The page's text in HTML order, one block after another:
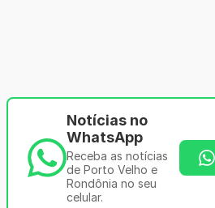
Notícias no
WhatsApp
Receba as notícias
de Porto Velho e
Rondônia no seu
celular.